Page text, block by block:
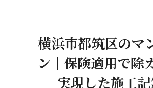
原因はパイプスペースからの
管理会社・管理組合との交渉「軽
は済まされない現実
横浜市都筑区のマ
ン｜保険適用で除
実現した施工